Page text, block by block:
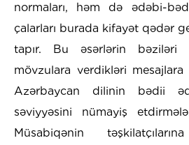
normaları, həm də ədəbi-
çalarları burada kifayət qədər
tapır. Bu əsərlərin bəziləri
mövzulara verdikləri
Azərbaycan dilinin bədii
səviyyəsini nümayiş
Müsabiqənin